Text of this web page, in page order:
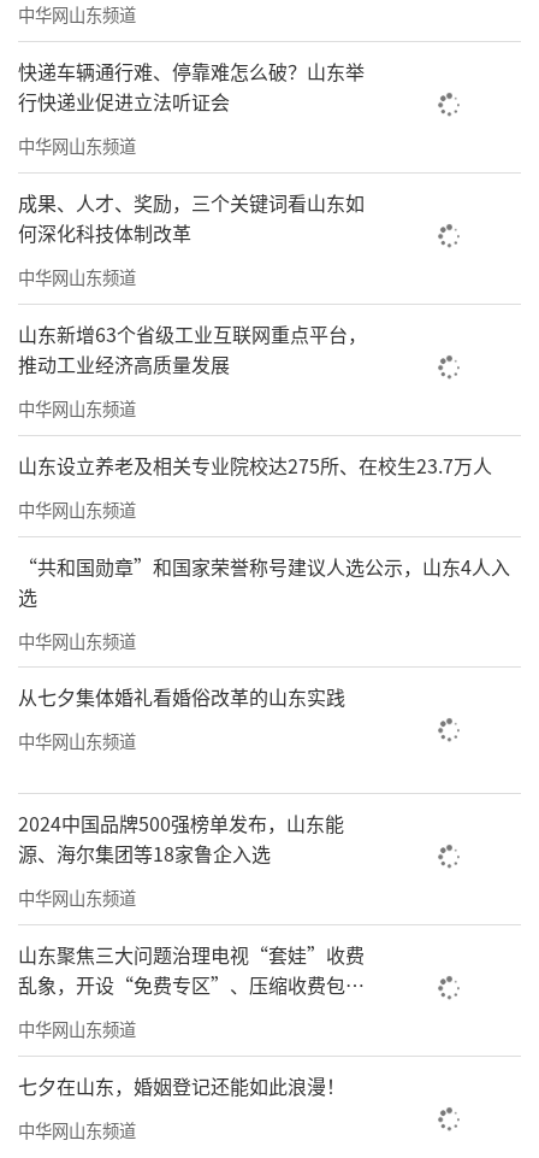
中华网山东频道
快递车辆通行难、停靠难怎么破？山东举
行快递业促进立法听证会
中华网山东频道
成果、人才、奖励，三个关键词看山东如
何深化科技体制改革
中华网山东频道
山东新增63个省级工业互联网重点平台，
推动工业经济高质量发展
中华网山东频道
山东设立养老及相关专业院校达275所、在校生23.7万人
中华网山东频道
“共和国勋章”和国家荣誉称号建议人选公示，山东4人入
选
中华网山东频道
从七夕集体婚礼看婚俗改革的山东实践
中华网山东频道
2024中国品牌500强榜单发布，山东能
源、海尔集团等18家鲁企入选
中华网山东频道
山东聚焦三大问题治理电视“套娃”收费
乱象，开设“免费专区”、压缩收费包比
例70%以上
中华网山东频道
七夕在山东，婚姻登记还能如此浪漫！
中华网山东频道